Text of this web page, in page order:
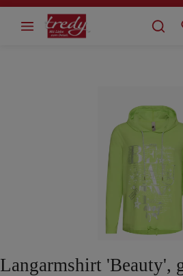
springen
Langarmshirt 'Beauty',